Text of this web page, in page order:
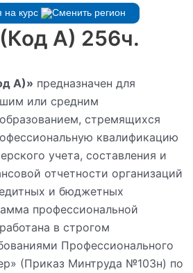
на курс
А) 256ч.
А)» предназначен для
или средним
стремящихся
квалификацию
учета, составления и
отчетности организаций
и бюджетных
профессиональной
в строгом
Профессионального
(Приказ Минтруда №103н) по